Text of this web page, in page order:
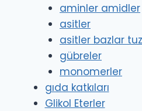
aminler amidler
asitler
asitler bazlar
gübreler
monomerler
gıda katkıları
Glikol Eterler